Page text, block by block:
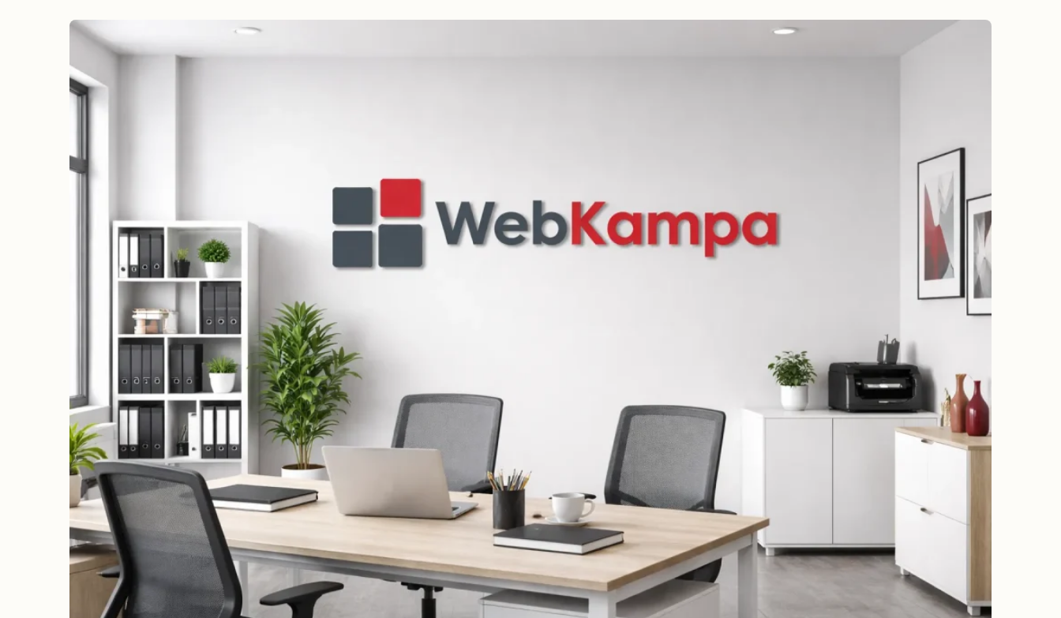
Wahlkampf auf Facebook
Reichweite & Community über